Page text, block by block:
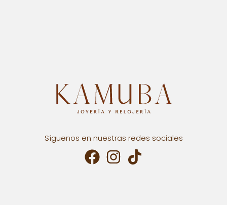
Síguenos en nuestras redes sociales